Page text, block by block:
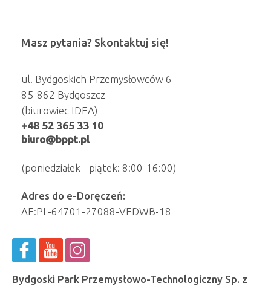
Masz pytania? Skontaktuj się!
ul. Bydgoskich Przemysłowców 6
85-862 Bydgoszcz
(biurowiec IDEA)
+48 52 365 33 10
biuro@bppt.pl
(poniedziałek - piątek: 8:00-16:00)
Adres do e-Doręczeń:
AE:PL-64701-27088-VEDWB-18
Bydgoski Park Przemysłowo-Technologiczny Sp. z